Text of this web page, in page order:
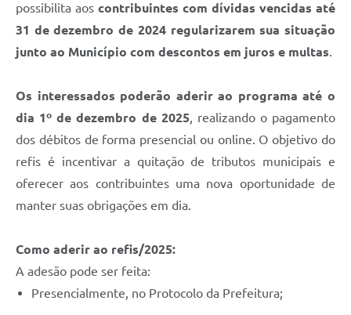
possibilita aos contribuintes com dívidas vencidas até
31 de dezembro de 2024 regularizarem sua situação
junto ao Município com descontos em juros e multas.
Os interessados poderão aderir ao programa até o
dia 1º de dezembro de 2025, realizando o pagamento
dos débitos de forma presencial ou online. O objetivo do
refis é incentivar a quitação de tributos municipais e
oferecer aos contribuintes uma nova oportunidade de
manter suas obrigações em dia.
Como aderir ao refis/2025:
A adesão pode ser feita:
Presencialmente, no Protocolo da Prefeitura;